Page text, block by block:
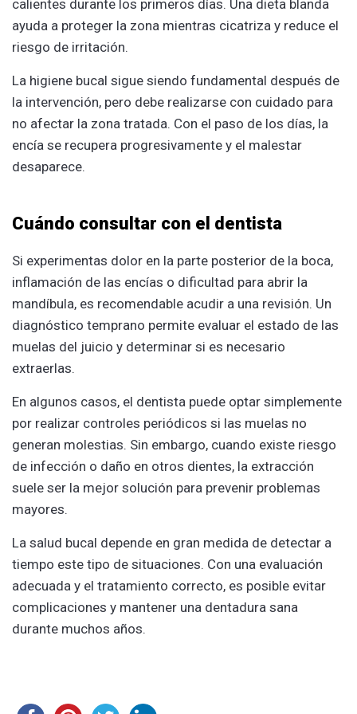
calientes durante los primeros días. Una dieta blanda
ayuda a proteger la zona mientras cicatriza y reduce el
riesgo de irritación.
La higiene bucal sigue siendo fundamental después de
la intervención, pero debe realizarse con cuidado para
no afectar la zona tratada. Con el paso de los días, la
encía se recupera progresivamente y el malestar
desaparece.
Cuándo consultar con el dentista
Si experimentas dolor en la parte posterior de la boca,
inflamación de las encías o dificultad para abrir la
mandíbula, es recomendable acudir a una revisión. Un
diagnóstico temprano permite evaluar el estado de las
muelas del juicio y determinar si es necesario
extraerlas.
En algunos casos, el dentista puede optar simplemente
por realizar controles periódicos si las muelas no
generan molestias. Sin embargo, cuando existe riesgo
de infección o daño en otros dientes, la extracción
suele ser la mejor solución para prevenir problemas
mayores.
La salud bucal depende en gran medida de detectar a
tiempo este tipo de situaciones. Con una evaluación
adecuada y el tratamiento correcto, es posible evitar
complicaciones y mantener una dentadura sana
durante muchos años.